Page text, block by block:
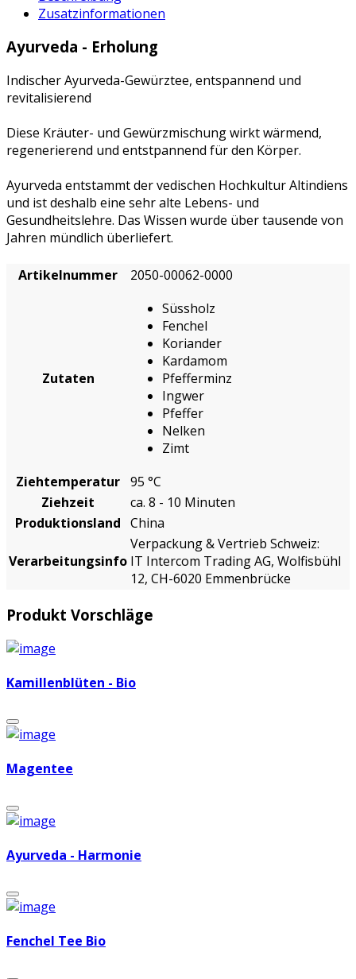
Zusatzinformationen
Ayurveda - Erholung
Indischer Ayurveda-Gewürztee, entspannend und
revitalisierend
Diese Kräuter- und Gewürzmischung wirkt wärmend,
regenerierend und entstpannend für den Körper.
Ayurveda entstammt der vedischen Hochkultur Altindiens
und ist deshalb eine sehr alte Lebens- und
Gesundheitslehre. Das Wissen wurde über tausende von
Jahren mündlich überliefert.
Artikelnummer 2050-00062-0000
Zutaten
Süssholz
Fenchel
Koriander
Kardamom
Pfefferminz
Ingwer
Pfeffer
Nelken
Zimt
Ziehtemperatur 95 °C
Ziehzeit
ca. 8 - 10 Minuten
Produktionsland China
Verarbeitungsinfo
Verpackung & Vertrieb Schweiz:
IT Intercom Trading AG, Wolfisbühl
12, CH-6020 Emmenbrücke
Produkt Vorschläge
Kamillenblüten - Bio
Magentee
Ayurveda - Harmonie
Fenchel Tee Bio